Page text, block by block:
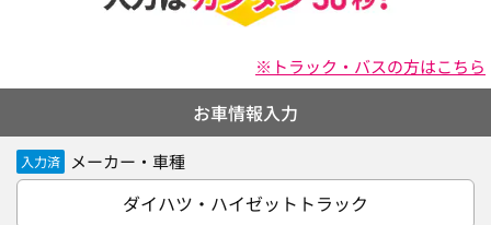
※トラック・バスの方はこちら
お車情報入力
入力済 メーカー・車種
ダイハツ・ハイゼットトラック